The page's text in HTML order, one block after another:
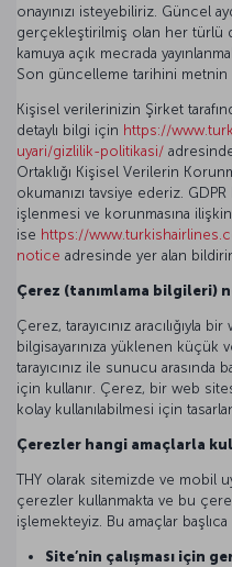
onayınızı isteyebiliriz. Güncel
gerçekleştirilmiş olan her türlü
kamuya açık mecrada
Son güncelleme tarihini metnin
Kişisel verilerinizin Şirket
detaylı bilgi için https://
uyari/gizlilik-politikasi/
Ortaklığı Kişisel Verilerin
okumanızı tavsiye ederiz.
işlenmesi ve korunmasına
ise https://
notice adresinde yer alan
Çerez (tanımlama bilgileri)
Çerez, tarayıcınız aracılığıyla
bilgisayarınıza yüklenen küçük
tarayıcınız ile sunucu arasında
için kullanır. Çerez, bir web
kolay kullanılabilmesi için
Çerezler hangi amaçlarla
THY olarak sitemizde ve mobil
çerezler kullanmakta ve bu
işlemekteyiz. Bu amaçlar başlıca
Site’nin çalışması için